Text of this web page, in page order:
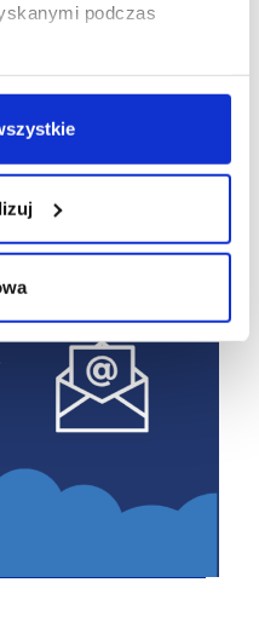
podczas
A